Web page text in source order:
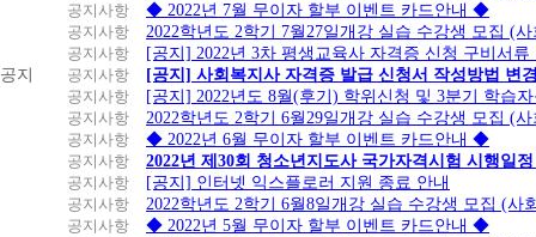
공지사항
◆ 2022년 7월 무이자 할부 이벤트 카드안내 ◆
공지사항
2022학년도 2학기 7월27일개강 실습 수강생 모집 (
공지사항
[공지] 2022년 3차 평생교육사 자격증 신청 구비서류
공지
공지사항
[공지] 사회복지사 자격증 발급 신청서 작성방법 변
공지사항
[공지] 2022년도 8월(후기) 학위신청 및 3분기 학습
공지사항
2022학년도 2학기 6월29일개강 실습 수강생 모집 (
공지사항
◆ 2022년 6월 무이자 할부 이벤트 카드안내 ◆
공지사항
2022년 제30회 청소년지도사 국가자격시험 시행일
공지사항
[공지] 인터넷 익스플로러 지원 종료 안내
공지사항
2022학년도 2학기 6월8일개강 실습 수강생 모집 (사
공지사항
◆ 2022년 5월 무이자 할부 이벤트 카드안내 ◆